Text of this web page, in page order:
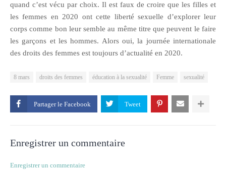
quand c’est vécu par choix. Il est faux de croire que les filles et
les femmes en 2020 ont cette liberté sexuelle d’explorer leur
corps comme bon leur semble au même titre que peuvent le faire
les garçons et les hommes. Alors oui, la journée internationale
des droits des femmes est toujours d’actualité en 2020.
8 mars droits des femmes éducation à la sexualité Femme sexualité
Partager le
Enregistrer un commentaire
Enregistrer un commentaire